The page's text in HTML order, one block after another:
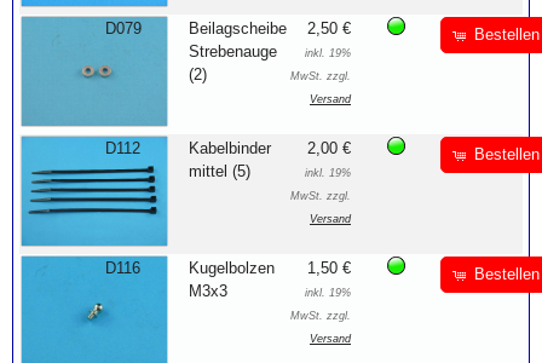
D079
Beilagscheibe
Strebenauge
(2)
2,50 €
inkl. 19%
MwSt. zzgl.
Versand
Bestellen
D112
Kabelbinder
mittel (5)
2,00 €
inkl. 19%
MwSt. zzgl.
Versand
Bestellen
D116
Kugelbolzen
M3x3
1,50 €
inkl. 19%
MwSt. zzgl.
Versand
Bestellen